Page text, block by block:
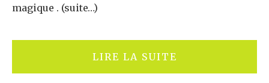
magique . (suite…)
LIRE LA SUITE